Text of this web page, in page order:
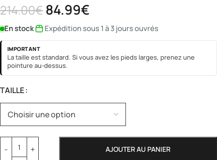
214.00€84.99€
En stock Expédition sous 1 à 3 jours ouvrés
IMPORTANT
La taille est standard. Si vous avez les pieds larges, prenez une
pointure au-dessus.
TAILLE
AJOUTER AU PANIER